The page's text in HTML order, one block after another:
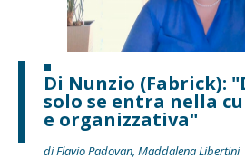
Di Nunzio (Fabrick):
solo se entra nella
e organizzativa"
di Flavio Padovan, Maddalena Libertini